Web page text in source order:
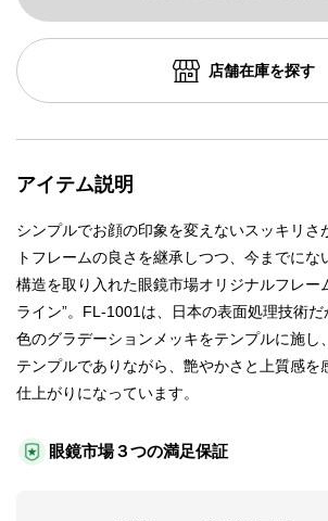
眼鏡市場３つの満足保証
店舗在庫を探す
アイテム説明
シンプルでお顔の印象を変えないスッキリさ
トフレームの良さを継承しつつ、今までにな
構造を取り入れた眼鏡市場オリジナルフレー
ライン”。FL‐1001は、日本の表面処理技術
色のグラデーションメッキをテンプルに施し
テンプルでありながら、艶やかさと上質感を
仕上がりになっています。